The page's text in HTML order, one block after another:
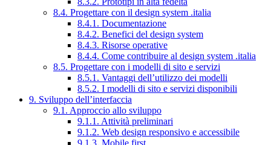
8.4. Progettare con il design system .italia
8.4.1. Documentazione
8.4.2. Benefici del design system
8.4.3. Risorse operative
8.4.4. Come contribuire al design system .italia
8.5. Progettare con i modelli di sito e servizi
8.5.1. Vantaggi dell’utilizzo dei modelli
8.5.2. I modelli di sito e servizi disponibili
9. Sviluppo dell’interfaccia
9.1. Approccio allo sviluppo
9.1.1. Attività preliminari
9.1.2. Web design responsivo e accessibile
9.1.3. Mobile first